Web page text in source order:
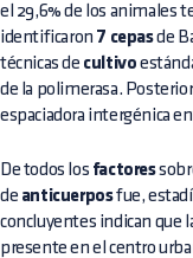
el 29,6% de los animales
identificaron 7 cepasde
técnicas de cultivo
de la polimerasa.
espaciadora intergénica
De todos los factores
de anticuerposfue,
concluyentes indican que
presente en el centro